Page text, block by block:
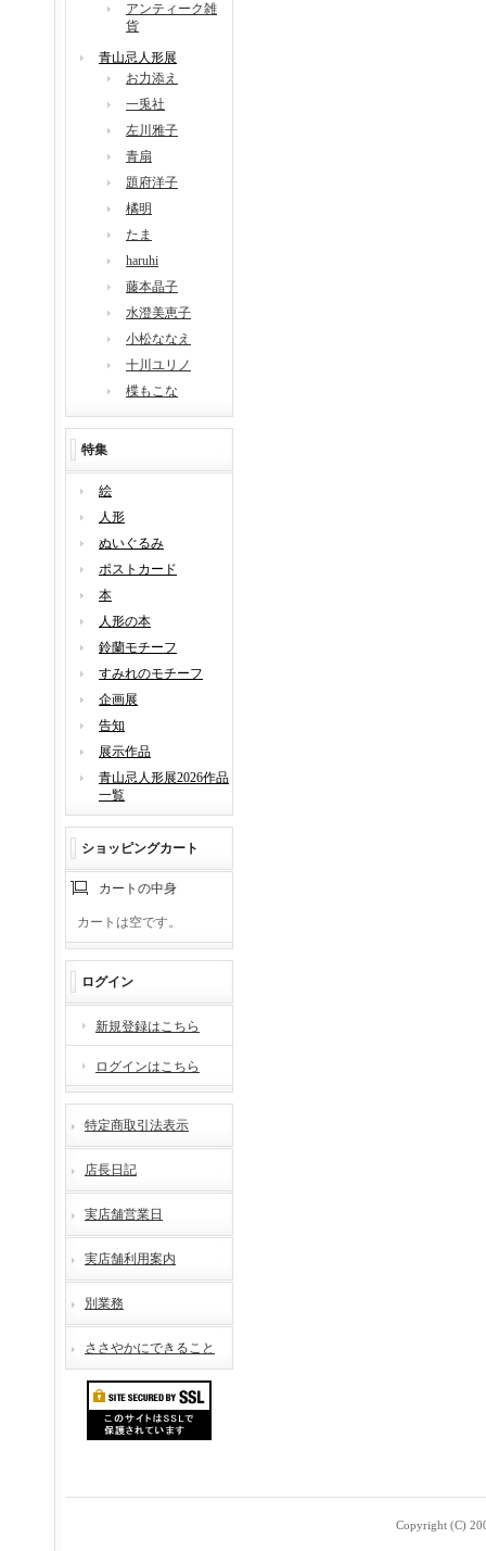
アンティーク雑
貨
青山忌人形展
お力添え
一兎社
左川雅子
青扇
題府洋子
橘明
たま
haruhi
藤本晶子
水澄美恵子
小松ななえ
十川ユリノ
楪もこな
特集
絵
人形
ぬいぐるみ
ポストカード
本
人形の本
鈴蘭モチーフ
すみれのモチーフ
企画展
告知
展示作品
青山忌人形展2026作品
一覧
ショッピングカート
カートの中身
カートは空です。
ログイン
新規登録はこちら
ログインはこちら
特定商取引法表示
店長日記
実店舗営業日
実店舗利用案内
別業務
ささやかにできること
Copyright (C)